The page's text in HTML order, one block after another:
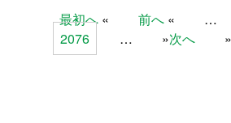
Pages
最初へ 前へ …
2076
… 次へ